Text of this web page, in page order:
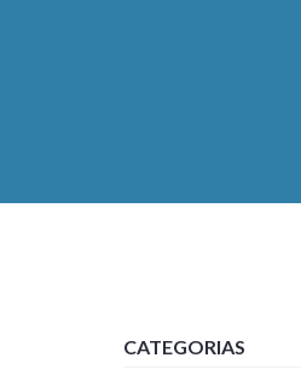
CATEGORIAS